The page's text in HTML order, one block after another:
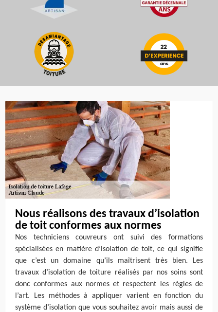
Nous réalisons des travaux d’isolation
de toit conformes aux normes
Nos techniciens couvreurs ont suivi des formations
spécialisées en matière d’isolation de toit, ce qui signifie
que c’est un domaine qu’ils maîtrisent très bien. Les
travaux d’isolation de toiture réalisés par nos soins sont
donc conformes aux normes et respectent les règles de
l’art. Les méthodes à appliquer varient en fonction du
système d’isolation que vous souhaitez avoir mais aussi de